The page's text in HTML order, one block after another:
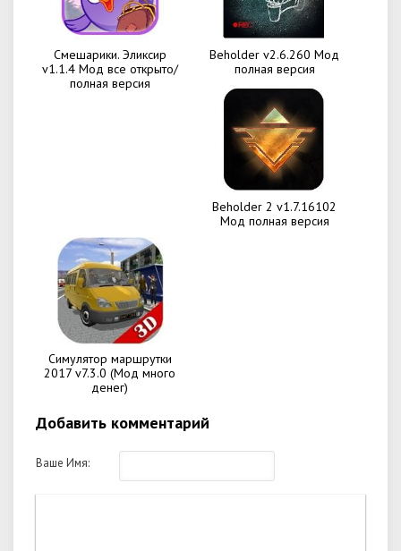
Смешарики. Эликсир
v1.1.4 Мод все открыто/
полная версия
Beholder v2.6.260 Мод
полная версия
Beholder 2 v1.7.16102
Мод полная версия
Симулятор маршрутки
2017 v7.3.0 (Мод много
денег)
Добавить комментарий
Ваше Имя: